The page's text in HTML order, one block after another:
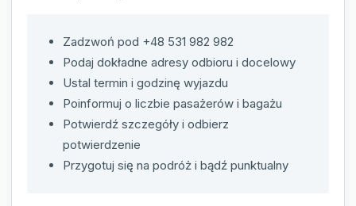
Zadzwoń pod +48 531 982 982
Podaj dokładne adresy odbioru i docelowy
Ustal termin i godzinę wyjazdu
Poinformuj o liczbie pasażerów i bagażu
Potwierdź szczegóły i odbierz
potwierdzenie
Przygotuj się na podróż i bądź punktualny